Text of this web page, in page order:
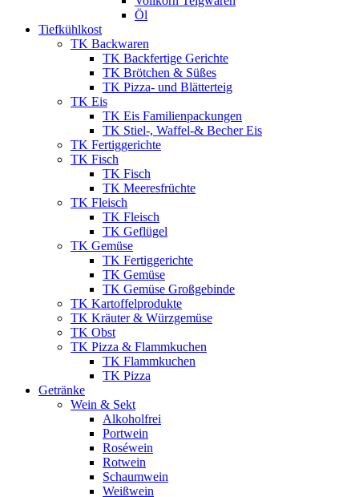
Öl
Tiefkühlkost
TK Backwaren
TK Backfertige Gerichte
TK Brötchen & Süßes
TK Pizza- und Blätterteig
TK Eis
TK Eis Familienpackungen
TK Stiel-, Waffel-& Becher Eis
TK Fertiggerichte
TK Fisch
TK Fisch
TK Meeresfrüchte
TK Fleisch
TK Fleisch
TK Geflügel
TK Gemüse
TK Fertiggerichte
TK Gemüse
TK Gemüse Großgebinde
TK Kartoffelprodukte
TK Kräuter & Würzgemüse
TK Obst
TK Pizza & Flammkuchen
TK Flammkuchen
TK Pizza
Getränke
Wein & Sekt
Alkoholfrei
Portwein
Roséwein
Rotwein
Schaumwein
Weißwein